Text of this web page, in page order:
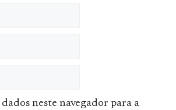
neste navegador para a